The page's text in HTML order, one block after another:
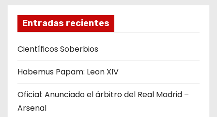
t
r
a
d
a
s
Entradas recientes
Científicos Soberbios
Habemus Papam: Leon XIV
Oficial: Anunciado el árbitro del Real Madrid –
Arsenal